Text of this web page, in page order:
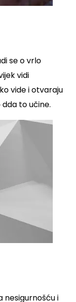
se o vrlo
vidi
vide i otvaraju
to učine.
nesigurnošću i